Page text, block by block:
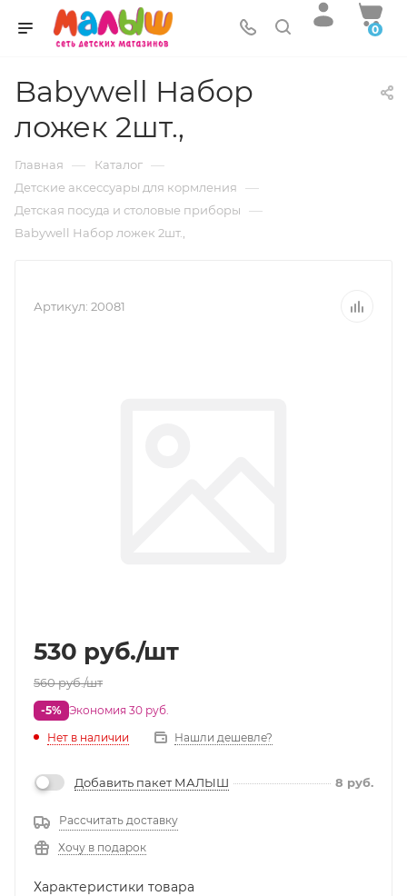
0
Babywell Набор
ложек 2шт.,
Главная — Каталог —
Детские аксессуары для кормления —
Детская посуда и столовые приборы —
Babywell Набор ложек 2шт.,
Артикул: 20081
530 руб./шт
560руб./шт
-5% Экономия 30 руб.
Нет в наличии
Нашли дешевле?
Добавить пакет МАЛЫШ 8 руб.
Рассчитать доставку
Хочу в подарок
Характеристики товара